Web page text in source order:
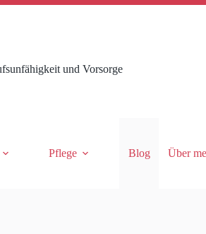
und Vorsorge
Pflege Blog Über